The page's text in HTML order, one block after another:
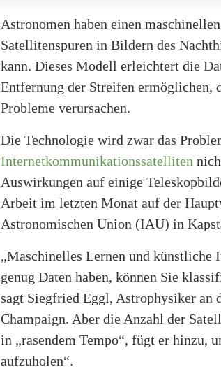
Astronomen haben einen
Satellitenspuren in Bildern des
kann. Dieses Modell erleichtert die
Entfernung der Streifen ermöglichen,
Probleme verursachen.
Die Technologie wird zwar das
Internetkommunikationssatelliten
Auswirkungen auf einige
Arbeit im letzten Monat auf der
Astronomischen Union (IAU) in
„Maschinelles Lernen und künstliche
genug Daten haben, können Sie
sagt Siegfried Eggl, Astrophysiker
Champaign. Aber die Anzahl der
in „rasendem Tempo“, fügt er hinzu,
aufzuholen“.